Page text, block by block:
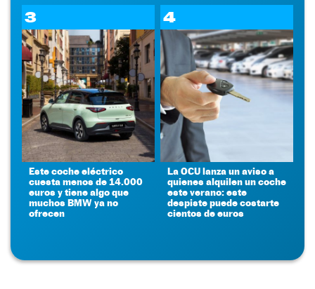
3
Este coche eléctrico
cuesta menos de 14.000
euros y tiene algo que
muchos BMW ya no
ofrecen
4
La OCU lanza un aviso a
quienes alquilen un coche
este verano: este
despiste puede costarte
cientos de euros